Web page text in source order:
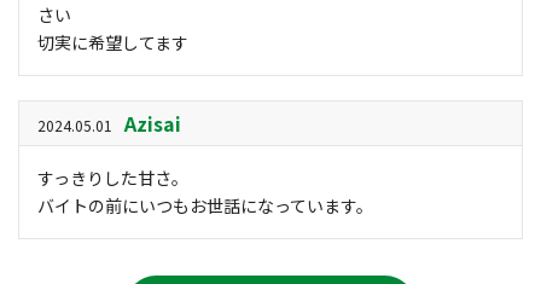
さい
切実に希望してます
2024.05.01 Azisai
すっきりした甘さ。
バイトの前にいつもお世話になっています。